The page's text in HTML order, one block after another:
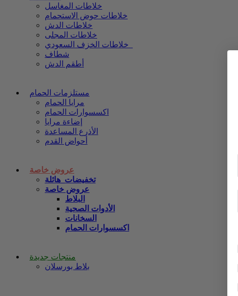
خلاطات المغاسل
خلاطات حوض الاستحمام
خلاطات الدش
خلاطات المجلى
شطاف
أطقم الدش
مستلزمات الحمام
مرايا الحمام
اكسسوارات الحمام
إضاءة مرايا
الأذرع المساعدة
أحواض القدم
عروض خاصة
تخفيضات_هائلة
عروض خاصة
البلاط
الأدوات الصحية
السخانات
اكسسوارات الحمام
منتجات جديدة
بلاط بورسلان